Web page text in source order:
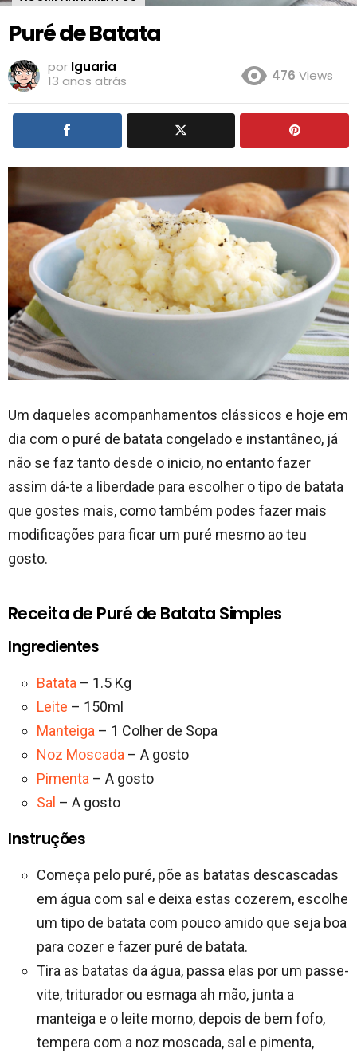
Puré de Batata
por Iguaria
13 anos atrás
476 Views
Um daqueles acompanhamentos clássicos e hoje em
dia com o puré de batata congelado e instantâneo, já
não se faz tanto desde o inicio, no entanto fazer
assim dá-te a liberdade para escolher o tipo de batata
que gostes mais, como também podes fazer mais
modificações para ficar um puré mesmo ao teu
gosto.
Receita de Puré de Batata Simples
Ingredientes
Batata – 1.5 Kg
Leite – 150ml
Manteiga – 1 Colher de Sopa
Noz Moscada – A gosto
Pimenta – A gosto
Sal – A gosto
Instruções
Começa pelo puré, põe as batatas descascadas
em água com sal e deixa estas cozerem, escolhe
um tipo de batata com pouco amido que seja boa
para cozer e fazer puré de batata.
Tira as batatas da água, passa elas por um passe-
vite, triturador ou esmaga ah mão, junta a
manteiga e o leite morno, depois de bem fofo,
tempera com a noz moscada, sal e pimenta,